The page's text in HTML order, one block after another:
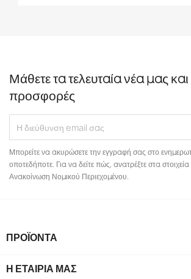
Μάθετε τα τελευταία νέα μας και
προσφορές
Μπορείτε να ακυρώσετε την εγγραφή σας στο
οποτεδήποτε. Για να δείτε πώς, ανατρέξτε στα
Ανακοίνωση Νομικού Περιεχομένου.
ΠΡΟΪΌΝΤΑ
Η ΕΤΑΙΡΊΑ ΜΑΣ